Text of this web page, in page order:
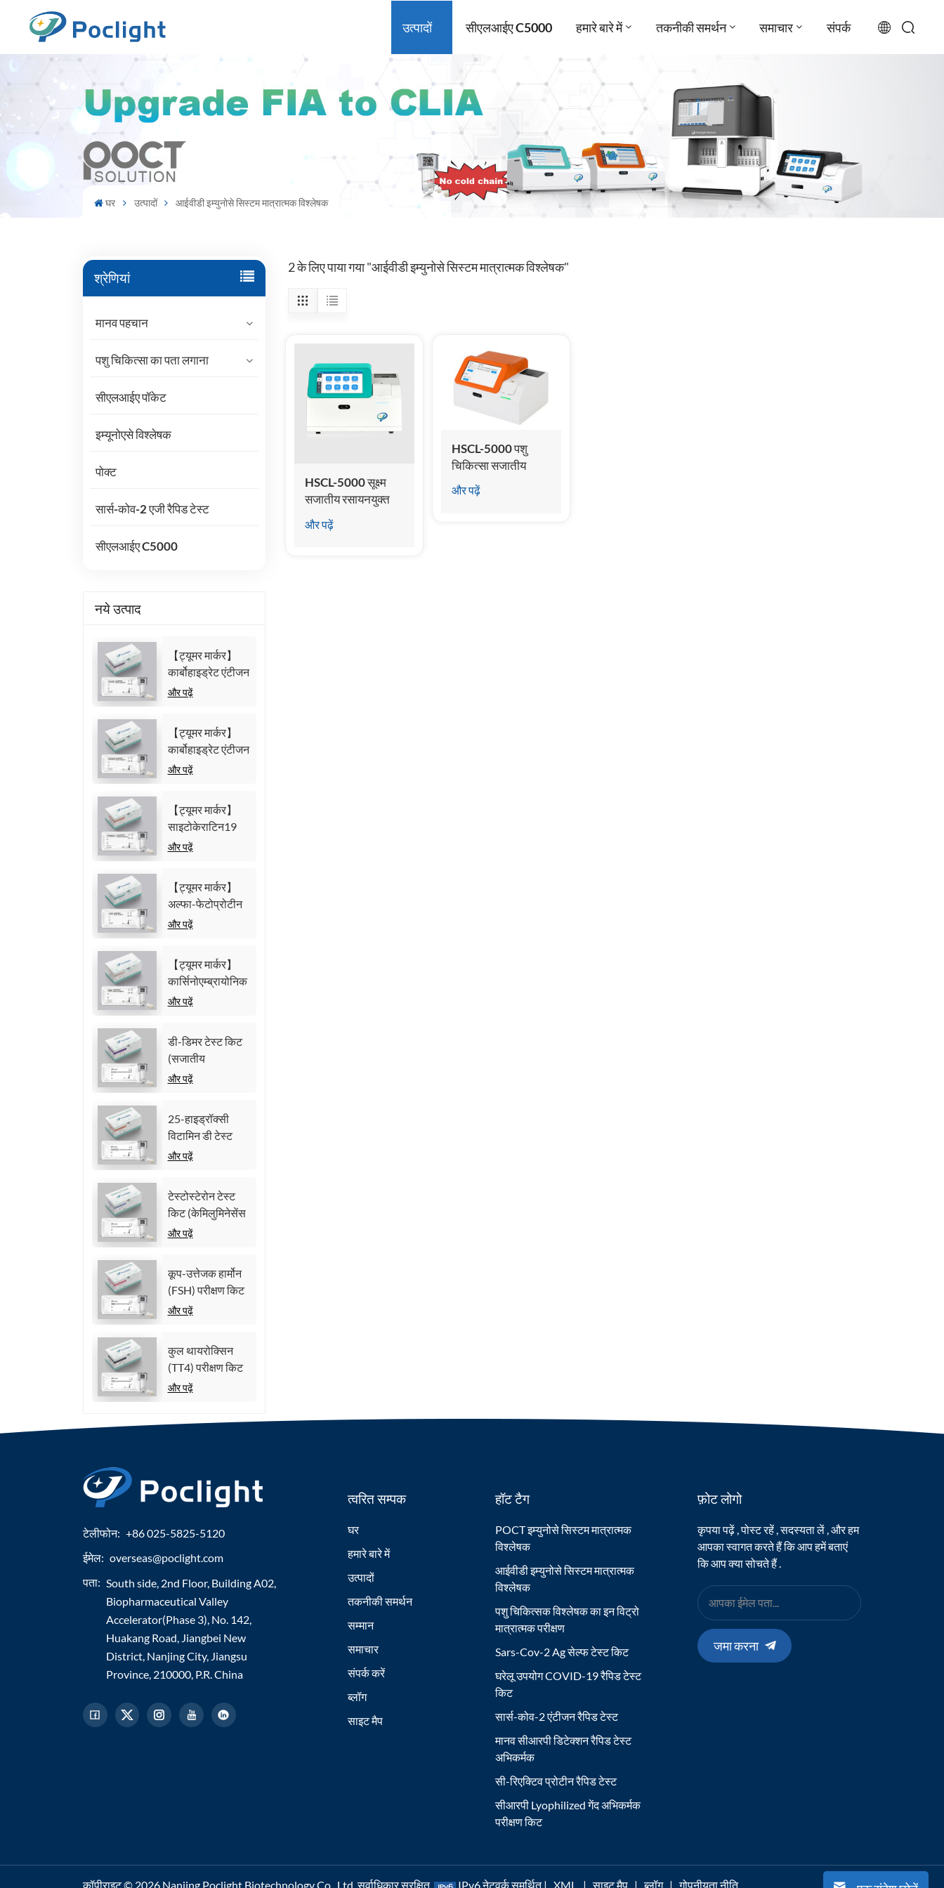
उत्पादों सीएलआईए C5000 हमारे बारे में तकनीकी समर्थन समाचार संपर्क
русский
español
घर उत्पादों आईवीडी इम्युनोसे सिस्टम मात्रात्मक विश्लेषक
श्रेणियां
मानव पहचान
पशु चिकित्सा का पता लगाना
सीएलआईए पॉकेट
इम्यूनोएसे विश्लेषक
पोक्ट
सार्स-कोव-2 एजी रैपिड टेस्ट
सीएलआईए C5000
नये उत्पाद
【ट्यूमर मार्कर】
कार्बोहाइड्रेट एंटीजन
125 (CA125)
इम्यूनोएसे)
और पढ़ें
【ट्यूमर मार्कर】
कार्बोहाइड्रेट एंटीजन
19-9 (CA19-9)
इम्यूनोएसे)
और पढ़ें
【ट्यूमर मार्कर】
साइटोकेराटिन19
फ्रैगमेंट21-1
केमिलुमिनेसेंस
इम्यूनोएसे)
और पढ़ें
【ट्यूमर मार्कर】
अल्फा-फेटोप्रोटीन
(एएफपी) परीक्षण किट
इम्यूनोएसे)
और पढ़ें
【ट्यूमर मार्कर】
कार्सिनोएम्ब्रायोनिक
एंटीजन (सीईए) टेस्ट
इम्यूनोएसे)
और पढ़ें
डी-डिमर टेस्ट किट
(सजातीय
केमिलुमिनसेंस
और पढ़ें
25-हाइड्रॉक्सी
विटामिन डी टेस्ट
किट (सजातीय
और पढ़ें
टेस्टोस्टेरोन टेस्ट
किट (केमिलुमिनेसेंस
इम्यूनोसे)
और पढ़ें
कूप-उत्तेजक हार्मोन
(FSH) परीक्षण किट
और पढ़ें
कुल थायरोक्सिन
(TT4) परीक्षण किट
और पढ़ें
2 के लिए पाया गया "आईवीडी इम्युनोसे सिस्टम मात्रात्मक विश्लेषक"
HSCL-5000 सूक्ष्म
सजातीय रसायनयुक्त
इम्यूनोएसे विश्लेषक
और पढ़ें
HSCL-5000 पशु
चिकित्सा सजातीय
रसायन विज्ञान इम्यूनोएसे
विश्लेषक
और पढ़ें
टेलीफोन: +86 025-5825-5120
ईमेल: overseas@poclight.com
पता: South side, 2nd Floor, Building A02,
Biopharmaceutical Valley
Accelerator(Phase 3), No. 142,
Huakang Road, Jiangbei New
District, Nanjing City, Jiangsu
Province, 210000, P.R. China
त्वरित सम्पक
घर
हमारे बारे में
उत्पादों
तकनीकी समर्थन
सम्मान
समाचार
संपर्क करें
ब्लॉग
साइट मैप
हॉट टैग
POCT इम्युनोसे सिस्टम मात्रात्मक
विश्लेषक
आईवीडी इम्युनोसे सिस्टम मात्रात्मक
विश्लेषक
पशु चिकित्सक विश्लेषक का इन विट्रो
मात्रात्मक परीक्षण
Sars-Cov-2 Ag सेल्फ टेस्ट किट
घरेलू उपयोग COVID-19 रैपिड टेस्ट
किट
सार्स-कोव-2 एंटीजन रैपिड टेस्ट
मानव सीआरपी डिटेक्शन रैपिड टेस्ट
अभिकर्मक
सी-रिएक्टिव प्रोटीन रैपिड टेस्ट
सीआरपी Lyophilized गेंद अभिकर्मक
परीक्षण किट
फ़ोट लोगो
कृपया पढ़ें , पोस्ट रहें , सदस्यता लें , और हम
आपका स्वागत करते हैं कि आप हमें बताएं
कि आप क्या सोचते हैं .
जमा करना
कॉपीराइट © 2026 Nanjing Poclight Biotechnology Co., Ltd. सर्वाधिकार सुरक्षित. IPv6 नेटवर्क समर्थित | XML | साइट मैप | ब्लॉग | गोपनीयता नीति